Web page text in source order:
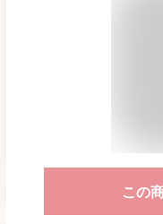
この